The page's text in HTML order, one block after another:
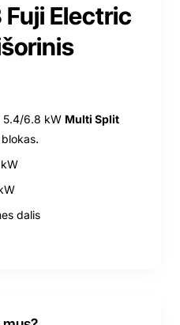
Fuji Electric
5.4/6.8 kW Multi Split
blokas.
dalis